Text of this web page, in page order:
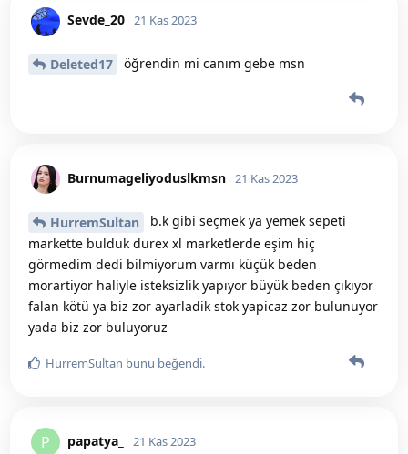
Sevde_20 21 Kas 2023
Deleted17 öğrendin mi canım gebe msn
Burnumageliyoduslkmsn 21 Kas 2023
HurremSultan
b.k gibi seçmek ya yemek sepeti
markette bulduk durex xl marketlerde eşim hiç
görmedim dedi bilmiyorum varmı küçük beden
morartiyor haliyle isteksizlik yapıyor büyük beden çıkıyor
falan kötü ya biz zor ayarladik stok yapicaz zor bulunuyor
yada biz zor buluyoruz
HurremSultan bunu beğendi.
P papatya_ 21 Kas 2023